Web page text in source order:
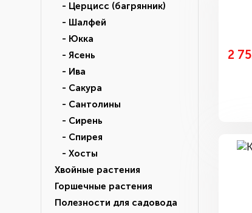
- Церцисс (багрянник)
- Шалфей
- Юкка
- Ясень
- Ива
- Сакура
- Сантолины
- Сирень
- Спирея
- Хосты
Хвойные растения
Горшечные растения
Полезности для садовода
2